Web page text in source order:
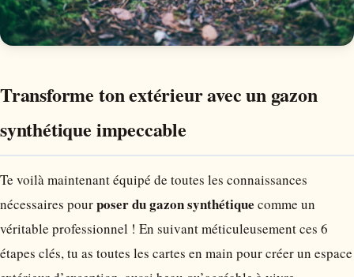
Transforme ton extérieur avec un gazon
synthétique impeccable
Te voilà maintenant équipé de toutes les connaissances
nécessaires pourposer du gazon synthétique comme un
véritable professionnel ! En suivant méticuleusement ces 6
étapes clés, tu as toutes les cartes en main pour créer un espace